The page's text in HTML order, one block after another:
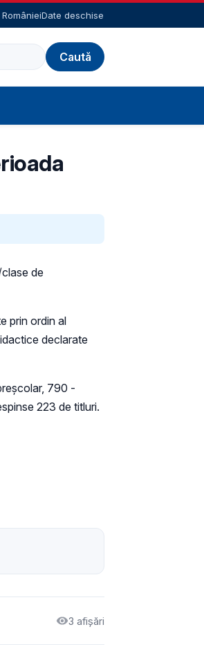
Date deschise
de
prin ordin al
declarate
790 -
223 de titluri.
3 afișări